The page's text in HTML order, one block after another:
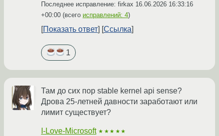
Последнее исправление: firkax 16.06.2026 16:33:16
+00:00 (всего исправлений: 4)
Показать ответ Ссылка
1
Там до сих пор stable kernel api sense?
Дрова 25-летней давности заработают или
лимит существует?
I-Love-Microsoft ★★★★★